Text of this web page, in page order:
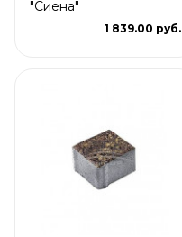
"Сиена"
1 839.00 руб.